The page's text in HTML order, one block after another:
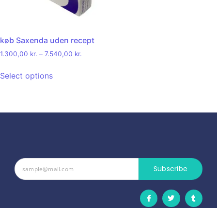
køb Saxenda uden recept
1.300,00 kr. – 7.540,00 kr.
Select options
Subscribe